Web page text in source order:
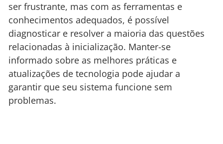
ser frustrante, mas com as ferramentas e
conhecimentos adequados, é possível
diagnosticar e resolver a maioria das questões
relacionadas à inicialização. Manter-se
informado sobre as melhores práticas e
atualizações de tecnologia pode ajudar a
garantir que seu sistema funcione sem
problemas.